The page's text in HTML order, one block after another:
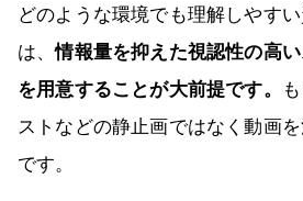
どのような環境でも理解しやす
は、情報量を抑えた視認性の高
を用意することが大前提です。
ストなどの静止画ではなく動画
です。